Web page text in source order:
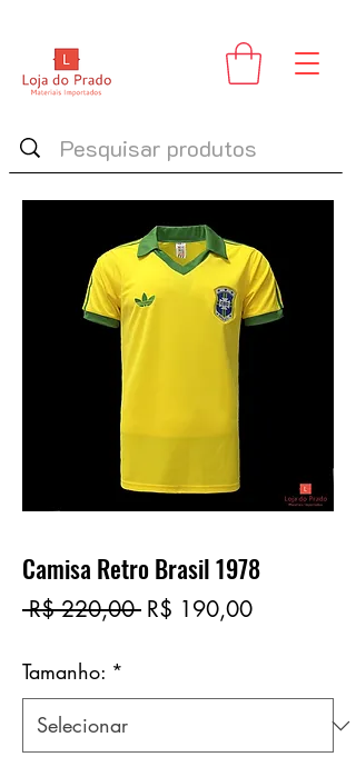
Camisa Retro Brasil 1978
R$ 220,00 Preço
R$ 190,00Preço
Tamanho: *